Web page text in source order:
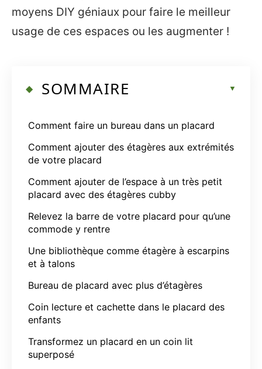
moyens DIY géniaux pour faire le meilleur
usage de ces espaces ou les augmenter !
SOMMAIRE
Comment faire un bureau dans un placard
Comment ajouter des étagères aux extrémités
de votre placard
Comment ajouter de l’espace à un très petit
placard avec des étagères cubby
Relevez la barre de votre placard pour qu’une
commode y rentre
Une bibliothèque comme étagère à escarpins
et à talons
Bureau de placard avec plus d’étagères
Coin lecture et cachette dans le placard des
enfants
Transformez un placard en un coin lit
superposé